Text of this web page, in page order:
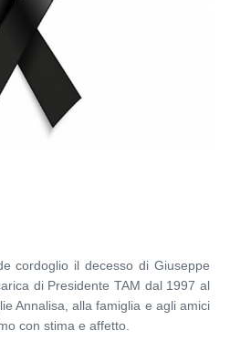
cordoglio il decesso di Giuseppe
di Presidente TAM dal 1997 al
Annalisa, alla famiglia e agli amici
con stima e affetto.